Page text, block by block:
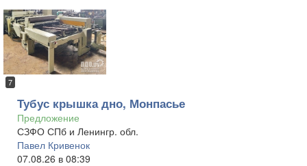
7
Тубус крышка дно, Монпасье
Предложение
СЗФО СПб и Ленингр. обл.
Павел Кривенок
07.08.26 в 08:39